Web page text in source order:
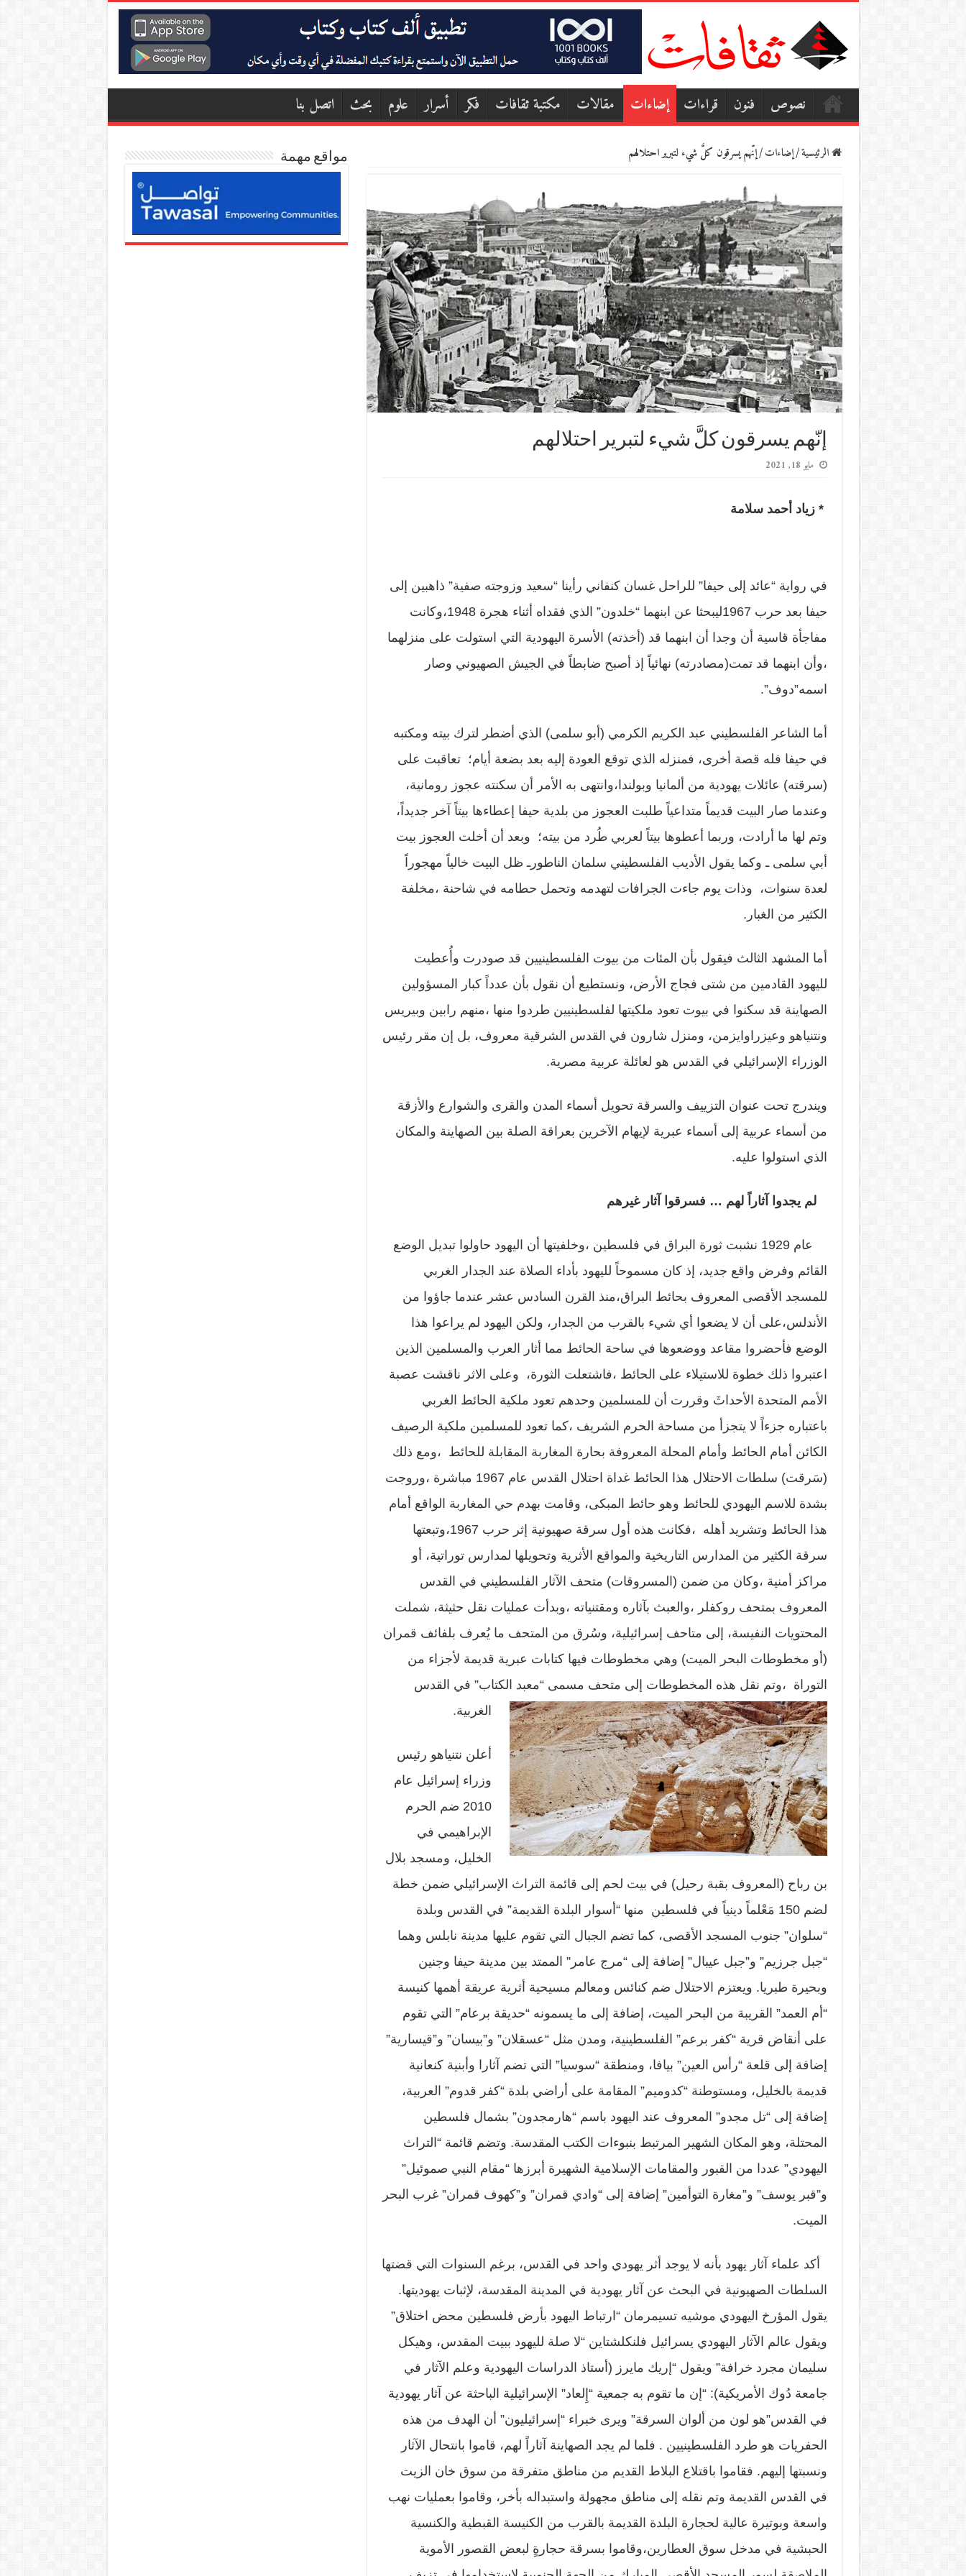
نصوص فنون قراءات إضاءات مقالات مكتبة ثقافات فكر أسرار علوم بحث اتصل بنا
الرئيسية/إضاءات/إنّهم يسرقون كلَّ شيء لتبرير احتلالهم
إنّهم يسرقون كلَّ شيء لتبرير احتلالهم
مايو 18, 2021
* زياد أحمد سلامة
في رواية “عائد إلى حيفا” للراحل غسان كنفاني رأينا “سعيد وزوجته صفية” ذاهبين إلى
حيفا بعد حرب 1967ليبحثا عن ابنهما “خلدون” الذي فقداه أثناء هجرة 1948،وكانت
مفاجأة قاسية أن وجدا أن ابنهما قد (أخذته) الأسرة اليهودية التي استولت على منزلهما
،وأن ابنهما قد تمت(مصادرته) نهائياً إذ أصبح ضابطاً في الجيش الصهيوني وصار
اسمه”دوف”.
أما الشاعر الفلسطيني عبد الكريم الكرمي (أبو سلمى) الذي أضطر لترك بيته ومكتبه
في حيفا فله قصة أخرى، فمنزله الذي توقع العودة إليه بعد بضعة أيام؛ تعاقبت على
(سرقته) عائلات يهودية من ألمانيا وبولندا،وانتهى به الأمر أن سكنته عجوز رومانية،
وعندما صار البيت قديماً متداعياً طلبت العجوز من بلدية حيفا إعطاءها بيتاً آخر جديداً،
وتم لها ما أرادت، وربما أعطوها بيتاً لعربي طُرد من بيته؛ وبعد أن أخلت العجوز بيت
أبي سلمى ـ وكما يقول الأديب الفلسطيني سلمان الناطورـ ظل البيت خالياً مهجوراً
لعدة سنوات، وذات يوم جاءت الجرافات لتهدمه وتحمل حطامه في شاحنة ،مخلفة
الكثير من الغبار.
أما المشهد الثالث فيقول بأن المئات من بيوت الفلسطينيين قد صودرت وأُعطيت
لليهود القادمين من شتى فجاج الأرض، ونستطيع أن نقول بأن عدداً كبار المسؤولين
الصهاينة قد سكنوا في بيوت تعود ملكيتها لفلسطينيين طردوا منها ،منهم رابين وبيريس
ونتنياهو وعيزراوايزمن، ومنزل شارون في القدس الشرقية معروف، بل إن مقر رئيس
الوزراء الإسرائيلي في القدس هو لعائلة عربية مصرية.
ويندرج تحت عنوان التزييف والسرقة تحويل أسماء المدن والقرى والشوارع والأزقة
من أسماء عربية إلى أسماء عبرية لإيهام الآخرين بعراقة الصلة بين الصهاينة والمكان
الذي استولوا عليه.
لم يجدوا آثاراً لهم … فسرقوا آثار غيرهم
عام 1929 نشبت ثورة البراق في فلسطين ،وخلفيتها أن اليهود حاولوا تبديل الوضع
القائم وفرض واقع جديد، إذ كان مسموحاً لليهود بأداء الصلاة عند الجدار الغربي
للمسجد الأقصى المعروف بحائط البراق،منذ القرن السادس عشر عندما جاؤوا من
الأندلس،على أن لا يضعوا أي شيء بالقرب من الجدار، ولكن اليهود لم يراعوا هذا
الوضع فأحضروا مقاعد ووضعوها في ساحة الحائط مما أثار العرب والمسلمين الذين
اعتبروا ذلك خطوة للاستيلاء على الحائط ،فاشتعلت الثورة، وعلى الاثر ناقشت عصبة
الأمم المتحدة الأحداثَ وقررت أن للمسلمين وحدهم تعود ملكية الحائط الغربي
باعتباره جزءاً لا يتجزأ من مساحة الحرم الشريف ،كما تعود للمسلمين ملكية الرصيف
الكائن أمام الحائط وأمام المحلة المعروفة بحارة المغاربة المقابلة للحائط ،ومع ذلك
(سَرقت) سلطات الاحتلال هذا الحائط غداة احتلال القدس عام 1967 مباشرة ،وروجت
بشدة للاسم اليهودي للحائط وهو حائط المبكى، وقامت بهدم حي المغاربة الواقع أمام
هذا الحائط وتشريد أهله ،فكانت هذه أول سرقة صهيونية إثر حرب 1967،وتبعتها
سرقة الكثير من المدارس التاريخية والمواقع الأثرية وتحويلها لمدارس توراتية، أو
مراكز أمنية ،وكان من ضمن (المسروقات) متحف الآثار الفلسطيني في القدس
المعروف بمتحف روكفلر ،والعبث بآثاره ومقتنياته ،وبدأت عمليات نقل حثيثة، شملت
المحتويات النفيسة، إلى متاحف إسرائيلية، وسُرق من المتحف ما يُعرف بلفائف قمران
(أو مخطوطات البحر الميت) وهي مخطوطات فيها كتابات عبرية قديمة لأجزاء من
التوراة ،وتم نقل هذه المخطوطات إلى متحف مسمى “معبد الكتاب” في القدس
الغربية.
أعلن نتنياهو رئيس
وزراء إسرائيل عام
2010 ضم الحرم
الإبراهيمي في
الخليل، ومسجد بلال
بن رباح (المعروف بقبة رحيل) في بيت لحم إلى قائمة التراث الإسرائيلي ضمن خطة
لضم 150 مَعْلماً دينياً في فلسطين منها “أسوار البلدة القديمة” في القدس وبلدة
“سلوان” جنوب المسجد الأقصى، كما تضم الجبال التي تقوم عليها مدينة نابلس وهما
“جبل جرزيم” و”جبل عيبال” إضافة إلى “مرج عامر” الممتد بين مدينة حيفا وجنين
وبحيرة طبريا. ويعتزم الاحتلال ضم كنائس ومعالم مسيحية أثرية عريقة أهمها كنيسة
“أم العمد” القريبة من البحر الميت، إضافة إلى ما يسمونه “حديقة برعام” التي تقوم
على أنقاض قرية “كفر برعم” الفلسطينية، ومدن مثل “عسقلان” و”بيسان” و”قيسارية”
إضافة إلى قلعة “رأس العين” بيافا، ومنطقة “سوسيا” التي تضم آثارا وأبنية كنعانية
قديمة بالخليل، ومستوطنة “كدوميم” المقامة على أراضي بلدة “كفر قدوم” العربية،
إضافة إلى “تل مجدو” المعروف عند اليهود باسم “هارمجدون” بشمال فلسطين
المحتلة، وهو المكان الشهير المرتبط بنبوءات الكتب المقدسة. وتضم قائمة “التراث
اليهودي” عددا من القبور والمقامات الإسلامية الشهيرة أبرزها “مقام النبي صموئيل”
و”قبر يوسف” و”مغارة التوأمين” إضافة إلى “وادي قمران” و”كهوف قمران” غرب البحر
الميت.
أكد علماء آثار يهود بأنه لا يوجد أثر يهودي واحد في القدس، برغم السنوات التي قضتها
السلطات الصهيونية في البحث عن آثار يهودية في المدينة المقدسة، لإثبات يهوديتها.
يقول المؤرخ اليهودي موشيه تسيمرمان “ارتباط اليهود بأرض فلسطين محض اختلاق”
ويقول عالم الآثار اليهودي يسرائيل فلنكلشتاين “لا صلة لليهود ببيت المقدس، وهيكل
سليمان مجرد خرافة” ويقول “إريك مايرز (أستاذ الدراسات اليهودية وعلم الآثار في
جامعة دُوك الأمريكية): “إن ما تقوم به جمعية “إِلعاد” الإسرائيلية الباحثة عن آثار يهودية
في القدس”هو لون من ألوان السرقة” ويرى خبراء “إسرائيليون” أن الهدف من هذه
الحفريات هو طرد الفلسطينيين . فلما لم يجد الصهاينة آثاراً لهم، قاموا بانتحال الآثار
ونسبتها إليهم. فقاموا باقتلاع البلاط القديم من مناطق متفرقة من سوق خان الزيت
في القدس القديمة وتم نقله إلى مناطق مجهولة واستبداله بأخر، وقاموا بعمليات نهب
واسعة وبوتيرة عالية لحجارة البلدة القديمة بالقرب من الكنيسة القبطية والكنسية
الحبشية في مدخل سوق العطارين،وقاموا بسرقة حجارةٍ لبعض القصور الأموية
مواقع مهمة